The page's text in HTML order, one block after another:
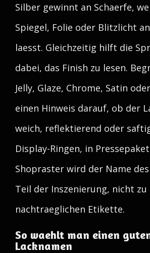
Silber gewinnt an Schaerfe,
Spiegel, Folie oder Blitzlicht
laesst. Gleichzeitig hilft die
dabei, das Finish zu lesen.
Jelly, Glaze, Chrome, Satin
einen Hinweis darauf, ob der
weich, reflektierend oder
Display-Ringen, in
Shopraster wird der Name
Teil der Inszenierung, nicht zu
nachtraeglichen Etikette.
So waehlt man einen
Lacknamen